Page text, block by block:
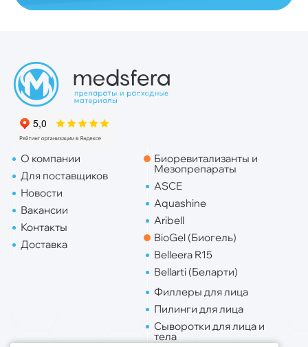
О компании
Для поставщиков
Новости
Вакансии
Контакты
Доставка
Биоревитализанты и
Мезопрепараты
ASCE
Aquashine
Aribell
BioGel (Биогель)
Belleera R15
Bellarti (Беларти)
Филлеры для лица
Пилинги для лица
Сыворотки для лица и
тела